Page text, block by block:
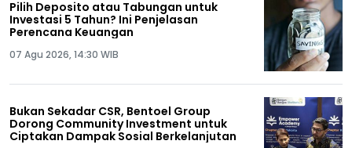
Pilih Deposito atau Tabungan untuk
Investasi 5 Tahun? Ini Penjelasan
Perencana Keuangan
07 Agu 2026, 14:30 WIB
Bukan Sekadar CSR, Bentoel Group
Dorong Community Investment untuk
Ciptakan Dampak Sosial Berkelanjutan